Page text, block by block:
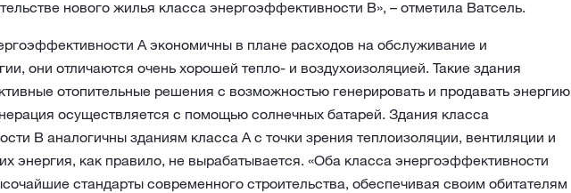
нового жилья класса энергоэффективности В», – отметила Ватсель.
А экономичны в плане расходов на обслуживание и
они отличаются очень хорошей тепло- и воздухоизоляцией. Такие здания
отопительные решения с возможностью генерировать и продавать энергию
осуществляется с помощью солнечных батарей. Здания класса
B аналогичны зданиям класса A с точки зрения теплоизоляции, вентиляции и
энергия, как правило, не вырабатывается. «Оба класса энергоэффективности
стандарты современного строительства, обеспечивая своим обитателям